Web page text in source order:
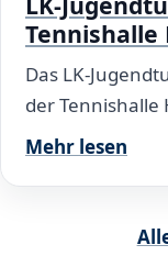
Tennishalle
Das LK-
der Tennishalle
Mehr lesen